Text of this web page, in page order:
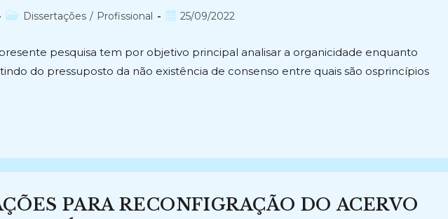
Categoria
Dissertações / Profissional
Post25/09/2022
presente pesquisa tem por objetivo principal analisar a organicidade enquanto
do pressuposto da não existência de consenso entre quais são osprincípios
PARA RECONFIGRAÇÃO DO ACERVO